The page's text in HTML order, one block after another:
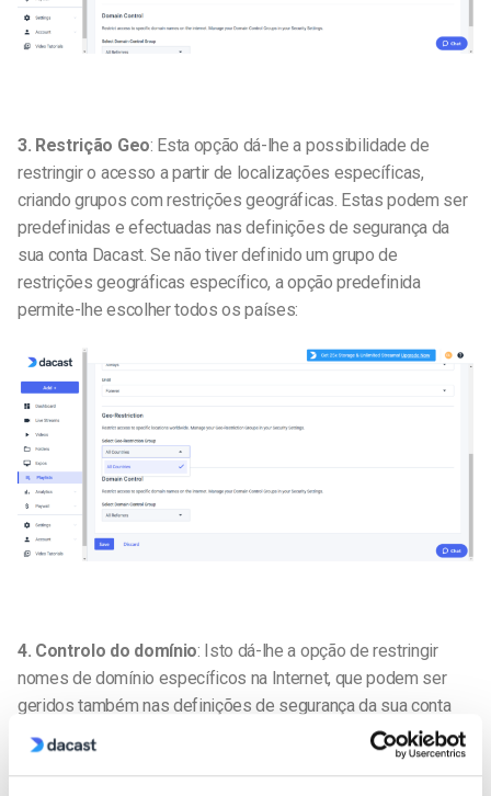
3. Restrição Geo: Esta opção dá-lhe a possibilidade de
restringir o acesso a partir de localizações específicas,
criando grupos com restrições geográficas. Estas podem ser
predefinidas e efectuadas nas definições de segurança da
sua conta Dacast. Se não tiver definido um grupo de
restrições geográficas específico, a opção predefinida
permite-lhe escolher todos os países:
4. Controlo do domínio: Isto dá-lhe a opção de restringir
nomes de domínio específicos na Internet, que podem ser
geridos também nas definições de segurança da sua conta
Dacast, através dos Grupos de Controlo de Domínios.A
menos que tenha indicado nomes de domínio específicos